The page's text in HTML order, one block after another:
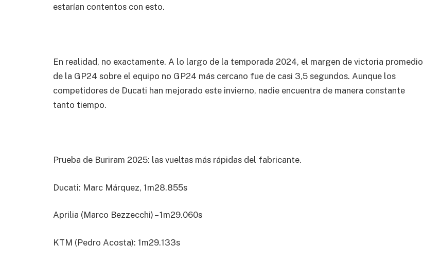
estarían contentos con esto.
En realidad, no exactamente. A lo largo de la temporada 2024, el margen de victoria promedio
de la GP24 sobre el equipo no GP24 más cercano fue de casi 3,5 segundos. Aunque los
competidores de Ducati han mejorado este invierno, nadie encuentra de manera constante
tanto tiempo.
Prueba de Buriram 2025: las vueltas más rápidas del fabricante.
Ducati: Marc Márquez, 1m28.855s
Aprilia (Marco Bezzecchi) – 1m29.060s
KTM (Pedro Acosta): 1m29.133s